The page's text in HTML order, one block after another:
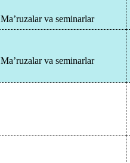
Ma’ruzalar va seminarlar
Ma’ruzalar va seminarlar